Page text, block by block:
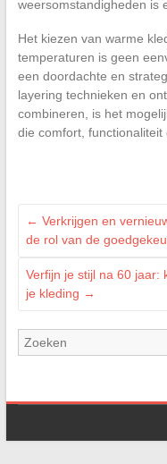
weersomstandigheden is
Het kiezen van warme
temperaturen is geen
een doordachte en
layering technieken en
combineren, is het
die comfort, functionaliteit
← Verkrijgen en
de rol van de
Verfijn je stijl na 60 jaar:
je kleding →